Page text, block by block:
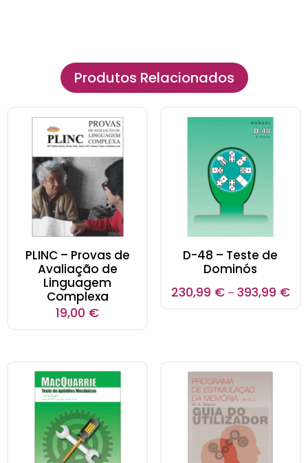
Produtos Relacionados
PLINC – Provas de
Avaliação de
Linguagem
Complexa
19,00 €
D-48 – Teste de
Dominós
230,99 € – 393,99 €